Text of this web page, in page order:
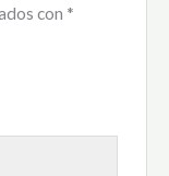
con *